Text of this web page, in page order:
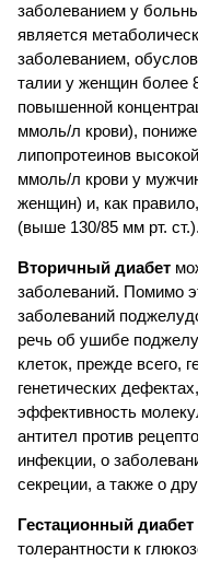
заболеванием у
является
заболеванием,
талии у женщин более
повышенной
ммоль/л крови),
липопротеинов
ммоль/л крови у
женщин) и, как
(выше 130/85 мм рт. ст.).
Вторичный диабет
заболеваний. Помимо
заболеваний
речь об ушибе
клеток, прежде всего,
генетических
эффективность
антител против
инфекции, о
секреции, а также о
Гестационный диабет
толерантности к